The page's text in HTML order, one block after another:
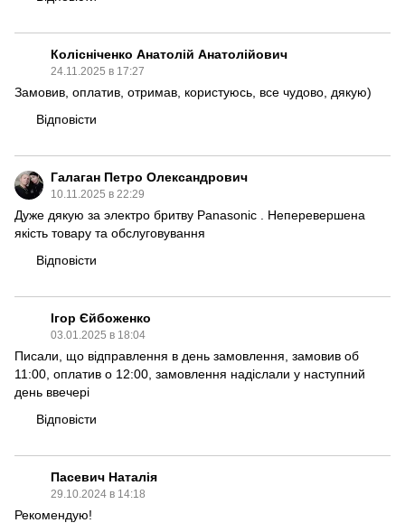
Колісніченко Анатолій Анатолійович
24.11.2025 в 17:27
Замовив, оплатив, отримав, користуюсь, все чудово, дякую)
Відповісти
Галаган Петро Олександрович
10.11.2025 в 22:29
Дуже дякую за электро бритву Panasonic . Неперевершена
якість товару та обслуговування
Відповісти
Ігор Єйбоженко
03.01.2025 в 18:04
Писали, що відправлення в день замовлення, замовив об
11:00, оплатив о 12:00, замовлення надіслали у наступний
день ввечері
Відповісти
Пасевич Наталія
29.10.2024 в 14:18
Рекомендую!